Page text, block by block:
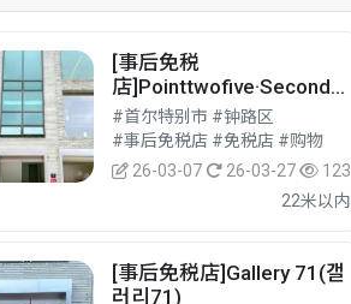
[事后免税
店]Pointtwofive·Second北
村店(포인트투파이브세컨
드 북촌)
#首尔特别市 #钟路区
#事后免税店 #免税店 #购物
26-03-07
26-03-27
123
22米以内
[事后免税店]Gallery 71(갤
러리71)